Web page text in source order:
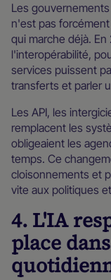
Les
n'est pas
qui marche déjà.
l'interopérabilité,
services puissent
transferts et parler
Les API, les
remplacent les
obligeaient les
temps. Ce
cloisonnements et
vite aux politiques
4. L'IA
place